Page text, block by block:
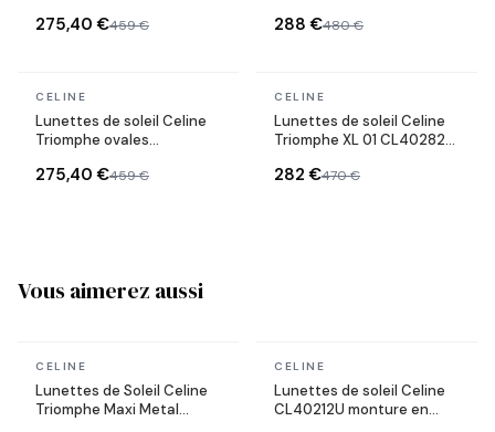
275,40 €459 €
géométrique
288 €480 €
En stock
CELINE
Lunettes de soleil Celine
Triomphe ovales
275,40 €459 €
En stock
CELINE
Lunettes de soleil Celine
Triomphe XL 01 CL40282U
282 €470 €
Vous aimerez aussi
En stock
CELINE
Lunettes de Soleil Celine
Triomphe Maxi Metal
En stock
CELINE
Lunettes de soleil Celine
CL40212U monture en